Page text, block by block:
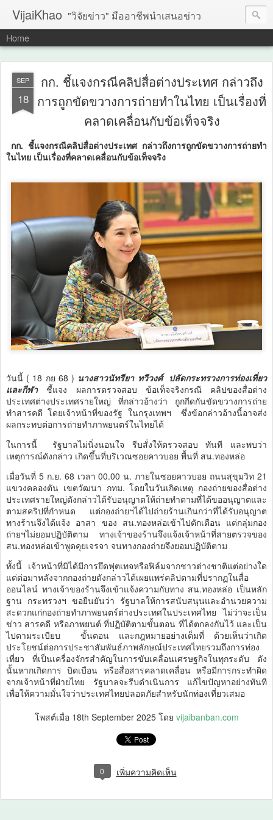
VijaiKhao "วิจัยข่าว" มืออาชีพนำเสนอข่าว
Home
SEP
18
กก. ชี้แจงกรณีคลิปสื่อต่างประเทศ กล่าวถึง
การถูกขัดขวางการถ่ายทำในไทย เป็นเรื่องที่
คลาดเคลื่อนกับข้อเท็จจริง
กก. ชี้แจงกรณีคลิปสื่อต่างประเทศ กล่าวถึงการถูกขัดขวางการถ่ายทำ
ในไทย เป็นเรื่องที่คลาดเคลื่อนกับข้อเท็จจริง
วันนี้ ( 18 กย 68 ) นางสาวนัทรียา ทวีวงศ์ ปลัดกระทรวงการท่องเที่ยว
และกีฬาชี้แจง ผลการตรวจสอบ ข้อเท็จจริงกรณี คลิปของสื่อต่าง
ประเทศต่างประเทศรายใหญ่ ที่กล่าวอ้างว่า ถูกกีดกันขัดขวางการถ่าย
ทำสารคดี โดยเจ้าหน้าที่ของรัฐ ในกรุงเทพฯ ซึ่งข้อกล่าวอ้างนี้อาจส่ง
ผลกระทบต่อการถ่ายทำภาพยนตร์ในไทยได้
ในการนี้ รัฐบาลไม่นิ่งนอนใจ รีบสั่งให้ตรวจสอบ ทันที และพบว่า
เหตุการณ์ดังกล่าว เกิดขึ้นที่บริเวณซอยคาวบอย พื้นที่ สน.ทองหล่อ
เมื่อวันที่ 5 ก.ย. 68 เวลา 00.00 น. ภายในซอยคาวบอย ถนนสุขุมวิท 21
แขวงคลองตัน เขตวัฒนา กทม. โดยในวันเกิดเหตุ กองถ่ายของสื่อต่าง
ประเทศรายใหญ่ดังกล่าวได้รับอนุญาตให้ถ่ายทำตามที่ได้ขออนุญาตและ
ตามสคริปที่กำหนด แต่กองถ่ายฯได้ไปถ่ายร้านเกินกว่าที่ได้รับอนุญาต
ทางร้านจึงได้แจ้ง อาสา ของ สน.ทองหล่อเข้าไปตักเตือน แต่กลุ่มกอง
ถ่ายฯไม่ยอมปฏิบัติตาม ทางเจ้าของร้านจึงแจ้งเจ้าหน้าที่สายตรวจของ
สน.ทองหล่อเข้าพูดคุยเจรจา จนทางกองถ่ายจึงยอมปฏิบัติตาม
ทั้งนี้ เจ้าหน้าที่มิได้มีการยึดฟุตเทจหรือฟิล์มจากชาวต่างชาติแต่อย่างใด
แต่ต่อมาหลังจากกองถ่ายดังกล่าวได้เผยแพร่คลิปตามที่ปรากฏในสื่อ
ออนไลน์ ทางเจ้าของร้านจึงเข้าแจ้งความกับทาง สน.ทองหล่อ เป็นหลัก
ฐาน กระทรวงฯ ขอยืนยันว่า รัฐบาลให้การสนับสนุนและอำนวยความ
สะดวกแก่กองถ่ายทำภาพยนตร์ต่างประเทศในประเทศไทย ไม่ว่าจะเป็น
ข่าว สารคดี หรือภาพยนต์ ที่ปฏิบัติตามขั้นตอน ที่ได้ตกลงกันไว้ และเป็น
ไปตามระเบียบ ขั้นตอน และกฎหมายอย่างเต็มที่ ด้วยเห็นว่าเกิด
ประโยชน์ต่อการประชาสัมพันธ์ภาพลักษณ์ประเทศไทยรวมถึงการท่อง
เที่ยว ที่เป็นเครื่องจักรสำคัญในการขับเคลื่อนเศรษฐกิจในทุกระดับ ดัง
นั้นหากเกิดการ บิดเบือน หรือสื่อสารคลาดเคลื่อน หรือมีการกระทำผิด
จากเจ้าหน้าที่ฝ่ายไทย รัฐบาลจะรีบดำเนินการ แก้ไขปัญหาอย่างทันที
เพื่อให้ความมั่นใจว่าประเทศไทยปลอดภัยสำหรับนักท่องเที่ยวเสมอ
โพสต์เมื่อ 18th September 2025โดย vijaibanban.com
0 เพิ่มความคิดเห็น